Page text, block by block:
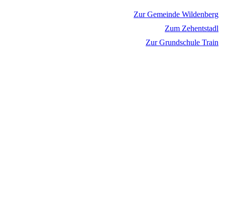
Zur Gemeinde Wildenberg
Zum Zehentstadl
Zur Grundschule Train